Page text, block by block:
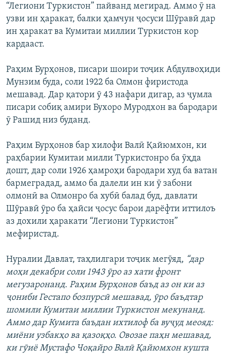
“Легиони Туркистон” пайванд мегирад. Аммо ӯ на
узви ин ҳаракат, балки ҳамчун ҷосуси Шӯравӣ дар
ин ҳаракат ва Кумитаи миллии Туркистон кор
кардааст.
Раҳим Бурҳонов, писари шоири тоҷик Абдулвоҳиди
Мунзим буда, соли 1922 ба Олмон фиристода
мешавад. Дар қатори ӯ 43 нафари дигар, аз ҷумла
писари собиқ амири Бухоро Муродхон ва бародари
ӯ Рашид низ буданд.
Раҳим Бурҳонов бар хилофи Валӣ Қайюмхон, ки
раҳбарии Кумитаи милли Туркистонро ба ӯҳда
дошт, дар соли 1926 ҳамроҳи бародари худ ба ватан
бармеградад, аммо ба далели ин ки ӯ забони
олмонӣ ва Олмонро ба хубӣ балад буд, давлати
Шӯравӣ ӯро ба ҳайси ҷосус барои дарёфти иттилоъ
аз дохили ҳаракати “Легиони Туркистон”
мефиристад.
Нуралии Давлат, таҳлилгари тоҷик мегӯяд, “дар
моҳи декабри соли 1943 ӯро аз хати фронт
мегузаронанд. Раҳим Бурҳонов баъд аз он ки аз
ҷониби Гестапо бозпурсӣ мешавад, ӯро баъдтар
шомили Кумитаи миллии Туркистон мекунанд.
Аммо дар Кумита баъдан ихтилоф ба вуҷуд меояд:
миёни узбакҳо ва қазоқҳо. Овозае паҳн мешавад,
ки гӯиё Мустафо Чоқайро Валӣ Қайюмхон кушта